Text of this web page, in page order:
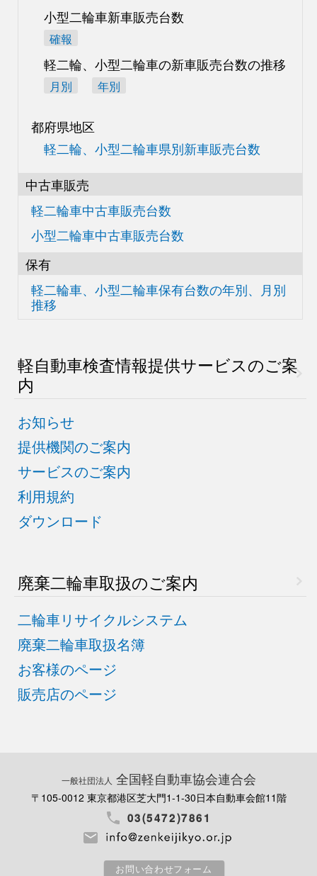
小型二輪車新車販売台数
確報
軽二輪、小型二輪車の新車販売台数の推移
月別 年別
都府県地区
軽二輪、小型二輪車県別新車販売台数
中古車販売
軽二輪車中古車販売台数
小型二輪車中古車販売台数
保有
軽二輪車、小型二輪車保有台数の年別、月別
推移
軽自動車検査情報提供サービスのご案
内
お知らせ
提供機関のご案内
サービスのご案内
利用規約
ダウンロード
廃棄二輪車取扱のご案内
二輪車リサイクルシステム
廃棄二輪車取扱名簿
お客様のページ
販売店のページ
一般社団法人 全国軽自動車協会連合会
〒105-0012 東京都港区芝大門1-1-30日本自動車会館11階
03(5472)7861
お問い合わせフォーム